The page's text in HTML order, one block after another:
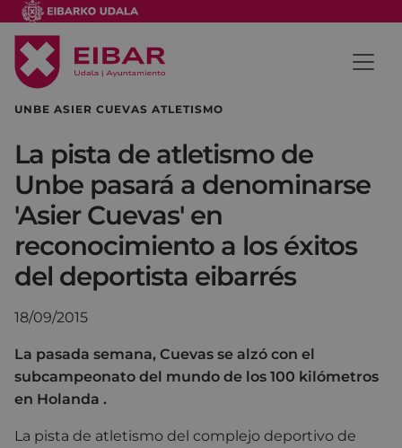
UNBE ASIER CUEVAS ATLETISMO
La pista de atletismo de
Unbe pasará a denominarse
'Asier Cuevas' en
reconocimiento a los éxitos
del deportista eibarrés
18/09/2015
La pasada semana, Cuevas se alzó con el
subcampeonato del mundo de los 100 kilómetros
en Holanda .
La pista de atletismo del complejo deportivo de